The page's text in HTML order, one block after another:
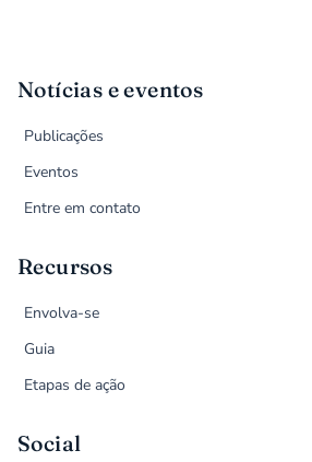
Notícias e eventos
Publicações
Eventos
Entre em contato
Recursos
Envolva-se
Guia
Etapas de ação
Social